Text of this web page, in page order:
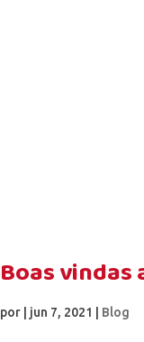
Boas
por jun 7, 2021 Blog